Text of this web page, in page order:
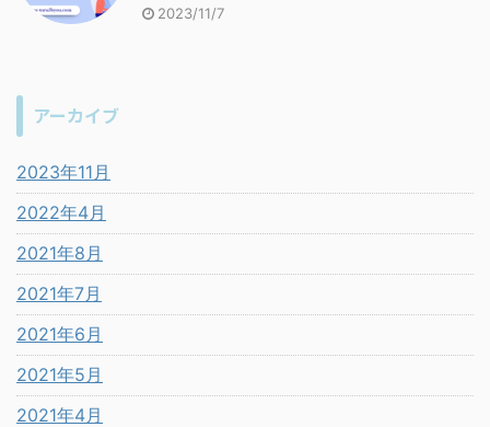
2023/11/7
アーカイブ
2023年11月
2022年4月
2021年8月
2021年7月
2021年6月
2021年5月
2021年4月